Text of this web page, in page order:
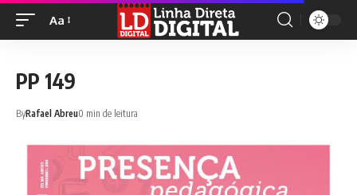
Aa
PP 149
ByRafael Abreu0 min de leitura